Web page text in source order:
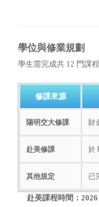
學位與修業規劃
學生需完成共 12 門課
修課來源
陽明交大修課 財
赴美修課 於
其他規定 已
赴美課程時間：2026